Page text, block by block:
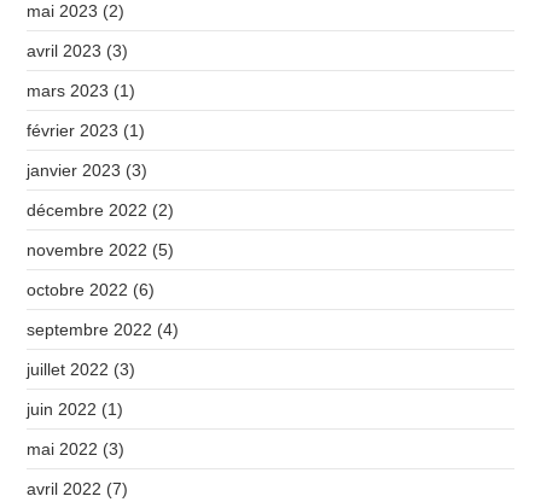
mai 2023 (2)
avril 2023 (3)
mars 2023 (1)
février 2023 (1)
janvier 2023 (3)
décembre 2022 (2)
novembre 2022 (5)
octobre 2022 (6)
septembre 2022 (4)
juillet 2022 (3)
juin 2022 (1)
mai 2022 (3)
avril 2022 (7)